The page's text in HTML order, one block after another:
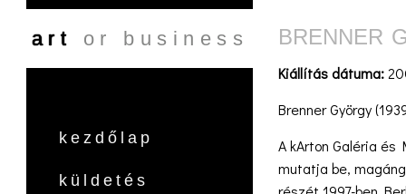
art or business
kezdőlap
küldetés
BRENNER
Kiállítás dátuma:
Brenner György
A kArton Galéria és
mutatja be,